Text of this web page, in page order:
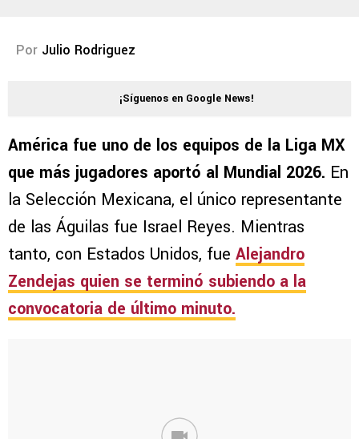
Por Julio Rodriguez
¡Síguenos en Google News!
América fue uno de los equipos de la Liga MX
que más jugadores aportó al Mundial 2026. En
la Selección Mexicana, el único representante
de las Águilas fue Israel Reyes. Mientras
tanto, con Estados Unidos, fue Alejandro
Zendejas quien se terminó subiendo a la
convocatoria de último minuto.